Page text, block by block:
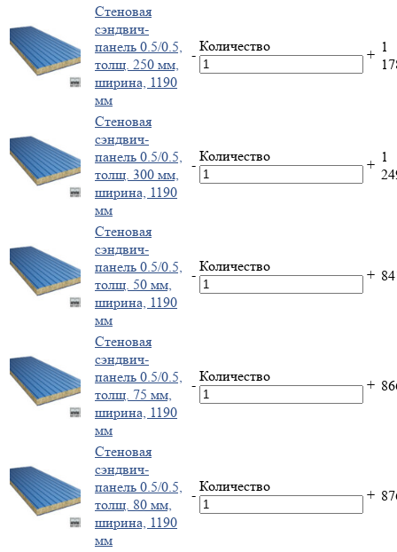
Стеновая
сэндвич-
панель 0.5/0.5,
толщ. 250 мм,
ширина, 1190
мм
-
Количество
+ 1
Стеновая
сэндвич-
панель 0.5/0.5,
толщ. 300 мм,
ширина, 1190
мм
-
Количество
+ 1
Стеновая
сэндвич-
панель 0.5/0.5,
толщ. 50 мм,
ширина, 1190
мм
-
Количество
+
Стеновая
сэндвич-
панель 0.5/0.5,
толщ. 75 мм,
ширина, 1190
мм
-
Количество
+
Стеновая
сэндвич-
панель 0.5/0.5,
толщ. 80 мм,
ширина, 1190
мм
-
Количество
+